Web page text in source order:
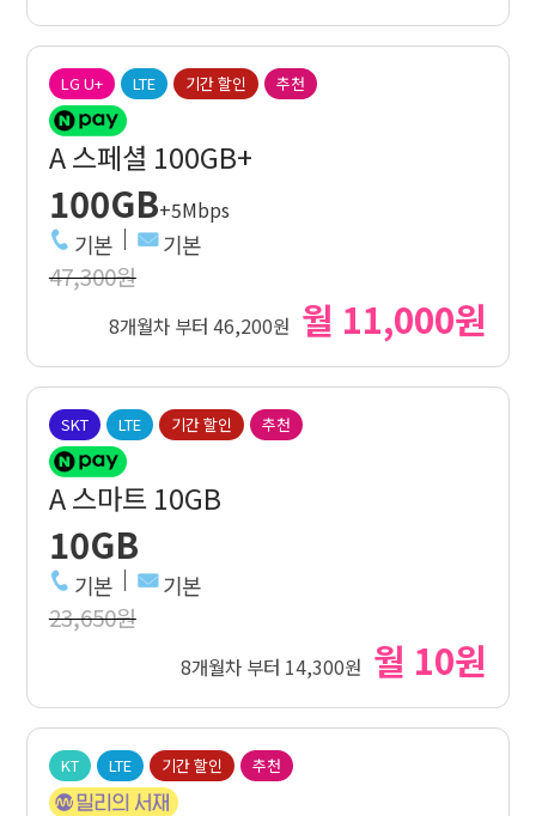
LG U+ LTE 기간 할인 추천
A 스페셜 100GB+
100GB+5Mbps
기본 기본
47,300원
8개월차 부터 46,200원 월 11,000원
SKT LTE 기간 할인 추천
A 스마트 10GB
10GB
기본 기본
23,650원
8개월차 부터 14,300원 월 10원
KT LTE 기간 할인 추천